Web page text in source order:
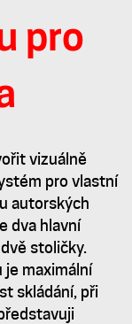
pro
vizuálně
pro vlastní
autorských
dva hlavní
stoličky.
maximální
skládání, při